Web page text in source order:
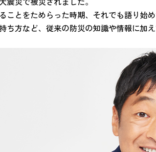
ことをためらった時期、それでも語り始
ち方など、従来の防災の知識や情報に加